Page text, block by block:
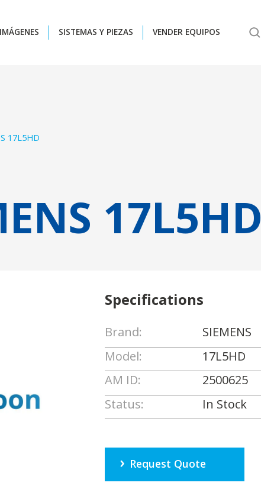
SISTEMAS Y PIEZAS VENDER EQUIPOS
17L5HD
17L5HD
Specifications
Brand:
SIEMENS
Model:
17L5HD
AM ID:
2500625
Status:
In Stock
Request Quote